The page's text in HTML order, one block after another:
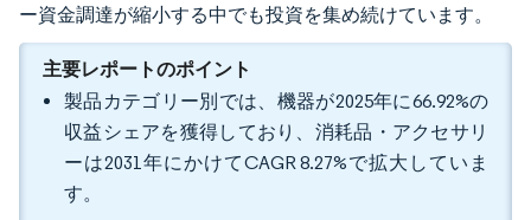
ー資金調達が縮小する中でも投資を集め続けています。
主要レポートのポイント
製品カテゴリー別では、機器が2025年に66.92%の
収益シェアを獲得しており、消耗品・アクセサリ
ーは2031年にかけてCAGR 8.27%で拡大していま
す。